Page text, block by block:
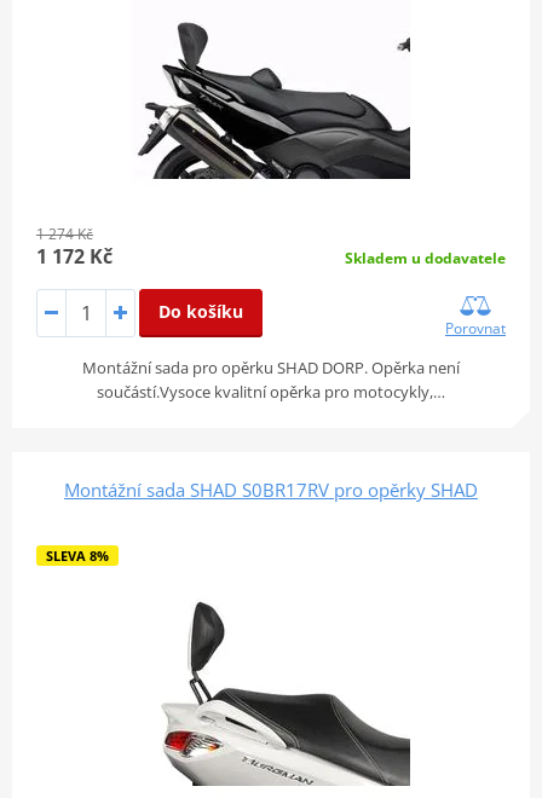
1 274 Kč
1 172 Kč Skladem u dodavatele
Do košíku
Porovnat
Montážní sada pro opěrku SHAD DORP. Opěrka není
součástí.Vysoce kvalitní opěrka pro motocykly,…
Montážní sada SHAD S0BR17RV pro opěrky SHAD
SLEVA 8%